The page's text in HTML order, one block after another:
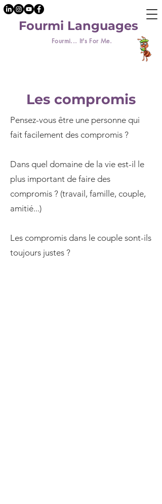
Fourmi... It's For Me.
Fourmi Languages
Les compromis
Pensez-vous être une personne qui
fait facilement des compromis ?
Dans quel domaine de la vie est-il le
plus important de faire des
compromis ? (travail, famille, couple,
amitié...)
Les compromis dans le couple sont-ils
toujours justes ?